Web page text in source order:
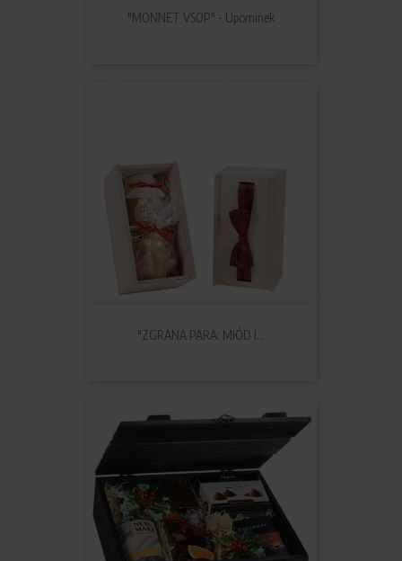
"MONNET VSOP" - Upominek
"ZGRANA PARA: MIÓD I...